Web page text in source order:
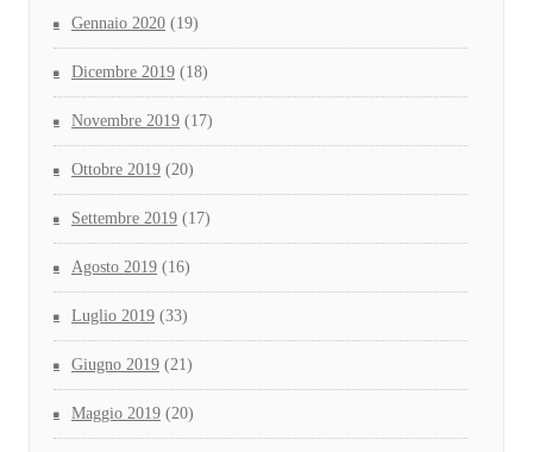
Gennaio 2020 (19)
Dicembre 2019 (18)
Novembre 2019 (17)
Ottobre 2019 (20)
Settembre 2019 (17)
Agosto 2019 (16)
Luglio 2019 (33)
Giugno 2019 (21)
Maggio 2019 (20)